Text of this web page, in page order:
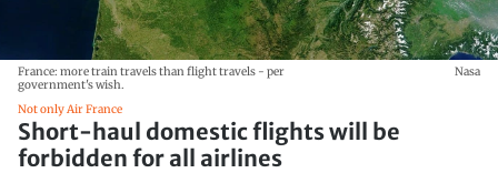
France: more train travels than flight travels - per
government's wish.
Nasa
Not only Air France
Short-haul domestic flights will be
forbidden for all airlines